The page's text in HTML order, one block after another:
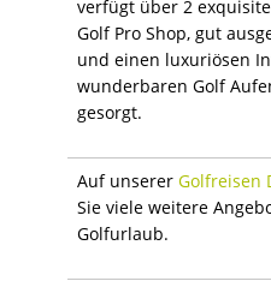
verfügt über 2
Golf Pro Shop, gut
und einen luxuriösen
wunderbaren Golf
gesorgt.
Auf unserer Golfreisen
Sie viele weitere
Golfurlaub.